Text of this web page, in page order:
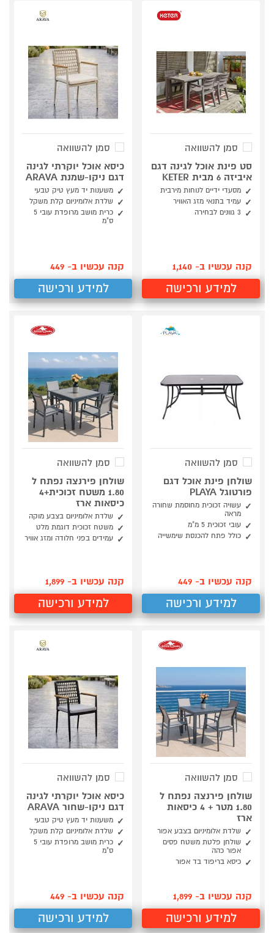
סמן להשוואה
סט פינת אוכל לגינה דגם
איביזה 6 מבית KETER
מסעדי ידיים לנוחות מירבית
עמיד בתנאי מזג האוויר
3 גוונים לבחירה
קנה עכשיו ב- 1,140
למידע ורכישה
סמן להשוואה
כיסא אוכל יוקרתי לגינה
דגם ניקו-שמנת ARAVA
משענות יד מעץ טיק טבעי
שלדת אלומיניום קלת משקל
כרית מושב מרופדת עובי 5
ס"מ
קנה עכשיו ב- 449
למידע ורכישה
סמן להשוואה
שולחן פינת אוכל דגם
פורטוגל PLAYA
עשויה זכוכית מחוסמת שחורה
מראה
עובי זכוכית 5 מ"מ
כולל פתח להכנסת שימשייה
קנה עכשיו ב- 449
למידע ורכישה
סמן להשוואה
שולחן פירנצה נפתח ל
1.80 משטח זכוכית+4
כיסאות ארז
שלדת אלומיניום בצבע מוקה
משטח זכוכית דוגמת מלט
עמידים בפני חלודה ומזג אוויר
קנה עכשיו ב- 1,899
למידע ורכישה
סמן להשוואה
שולחן פירנצה נפתח ל
1.80 מטר + 4 כיסאות
ארז
שלדת אלומיניום בצבע אפור
שולחן פלטת משטח פסים
אפור כהה
כיסא בריפוד בד אפור
קנה עכשיו ב- 1,899
למידע ורכישה
סמן להשוואה
כיסא אוכל יוקרתי לגינה
דגם ניקו-שחור ARAVA
משענות יד מעץ טיק טבעי
שלדת אלומיניום קלת משקל
כרית מושב מרופדת עובי 5
ס"מ
קנה עכשיו ב- 449
למידע ורכישה